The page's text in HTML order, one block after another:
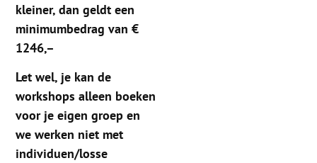
kleiner, dan geldt een
minimumbedrag van €
1246,–
Let wel, je kan de
workshops alleen boeken
voor je eigen groep en
we werken niet met
individuen/losse